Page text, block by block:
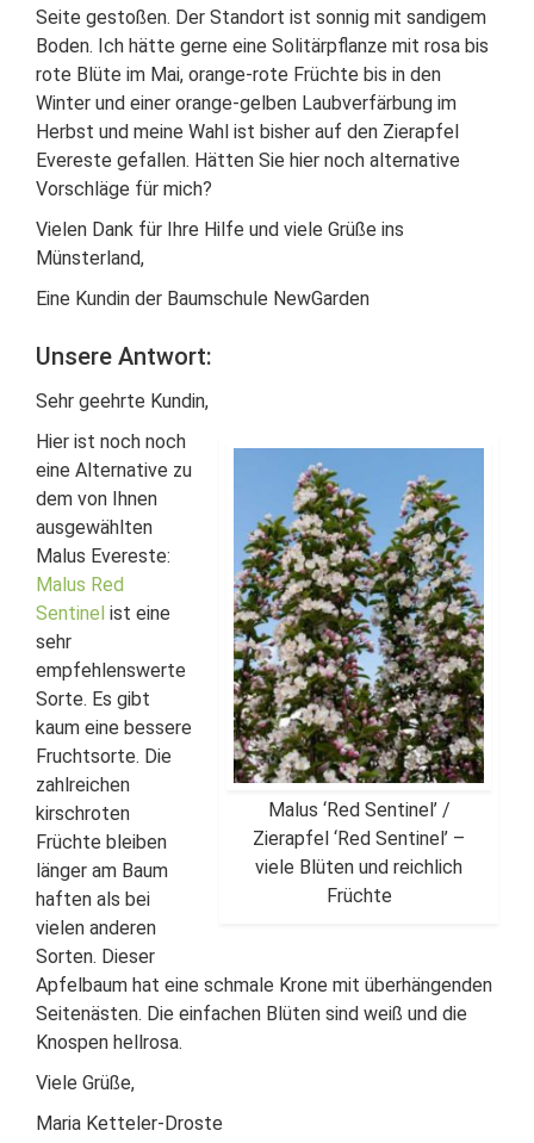
Seite gestoßen. Der Standort ist sonnig mit sandigem
Boden. Ich hätte gerne eine Solitärpflanze mit rosa bis
rote Blüte im Mai, orange-rote Früchte bis in den
Winter und einer orange-gelben Laubverfärbung im
Herbst und meine Wahl ist bisher auf den Zierapfel
Evereste gefallen. Hätten Sie hier noch alternative
Vorschläge für mich?
Vielen Dank für Ihre Hilfe und viele Grüße ins
Münsterland,
Eine Kundin der Baumschule NewGarden
Unsere Antwort:
Sehr geehrte Kundin,
Malus ‘Red Sentinel’ /
Zierapfel ‘Red Sentinel’ –
viele Blüten und reichlich
Früchte
Hier ist noch noch
eine Alternative zu
dem von Ihnen
ausgewählten
Malus Evereste:
Malus Red
Sentinel ist eine
sehr
empfehlenswerte
Sorte. Es gibt
kaum eine bessere
Fruchtsorte. Die
zahlreichen
kirschroten
Früchte bleiben
länger am Baum
haften als bei
vielen anderen
Sorten. Dieser
Apfelbaum hat eine schmale Krone mit überhängenden
Seitenästen. Die einfachen Blüten sind weiß und die
Knospen hellrosa.
Viele Grüße,
Maria Ketteler-Droste